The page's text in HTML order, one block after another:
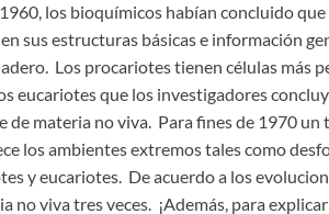
los bioquímicos habían concluido
sus estructuras básicas e información
Los procariotes tienen células más
eucariotes que los investigadores
de materia no viva. Para fines de 1970
los ambientes extremos tales como
y eucariotes. De acuerdo a los
no viva tres veces. ¡Además, para